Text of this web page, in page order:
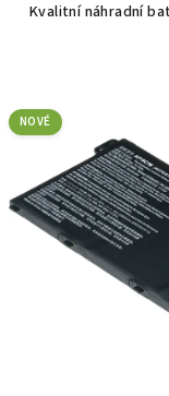
Kvalitní náhradní
NOVÉ